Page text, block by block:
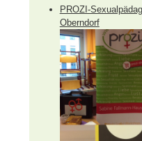
PROZI-
Oberndorf